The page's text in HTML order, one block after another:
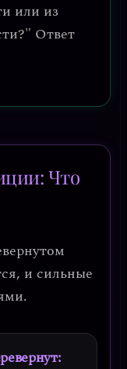
или из
Ответ
Что
и сильные